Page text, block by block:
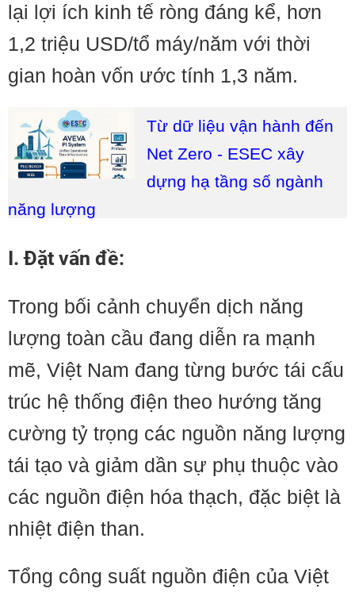
lại lợi ích kinh tế ròng đáng kể, hơn
1,2 triệu USD/tổ máy/năm với thời
gian hoàn vốn ước tính 1,3 năm.
Từ dữ liệu vận hành đến
Net Zero - ESEC xây
dựng hạ tầng số ngành
năng lượng
I. Đặt vấn đề:
Trong bối cảnh chuyển dịch năng
lượng toàn cầu đang diễn ra mạnh
mẽ, Việt Nam đang từng bước tái cấu
trúc hệ thống điện theo hướng tăng
cường tỷ trọng các nguồn năng lượng
tái tạo và giảm dần sự phụ thuộc vào
các nguồn điện hóa thạch, đặc biệt là
nhiệt điện than.
Tổng công suất nguồn điện của Việt